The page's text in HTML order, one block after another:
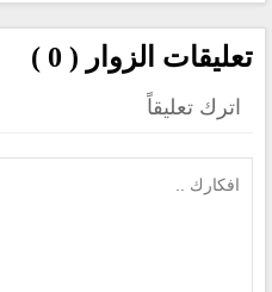
تعليقات الزوار ( 0 )
اترك تعليقاً